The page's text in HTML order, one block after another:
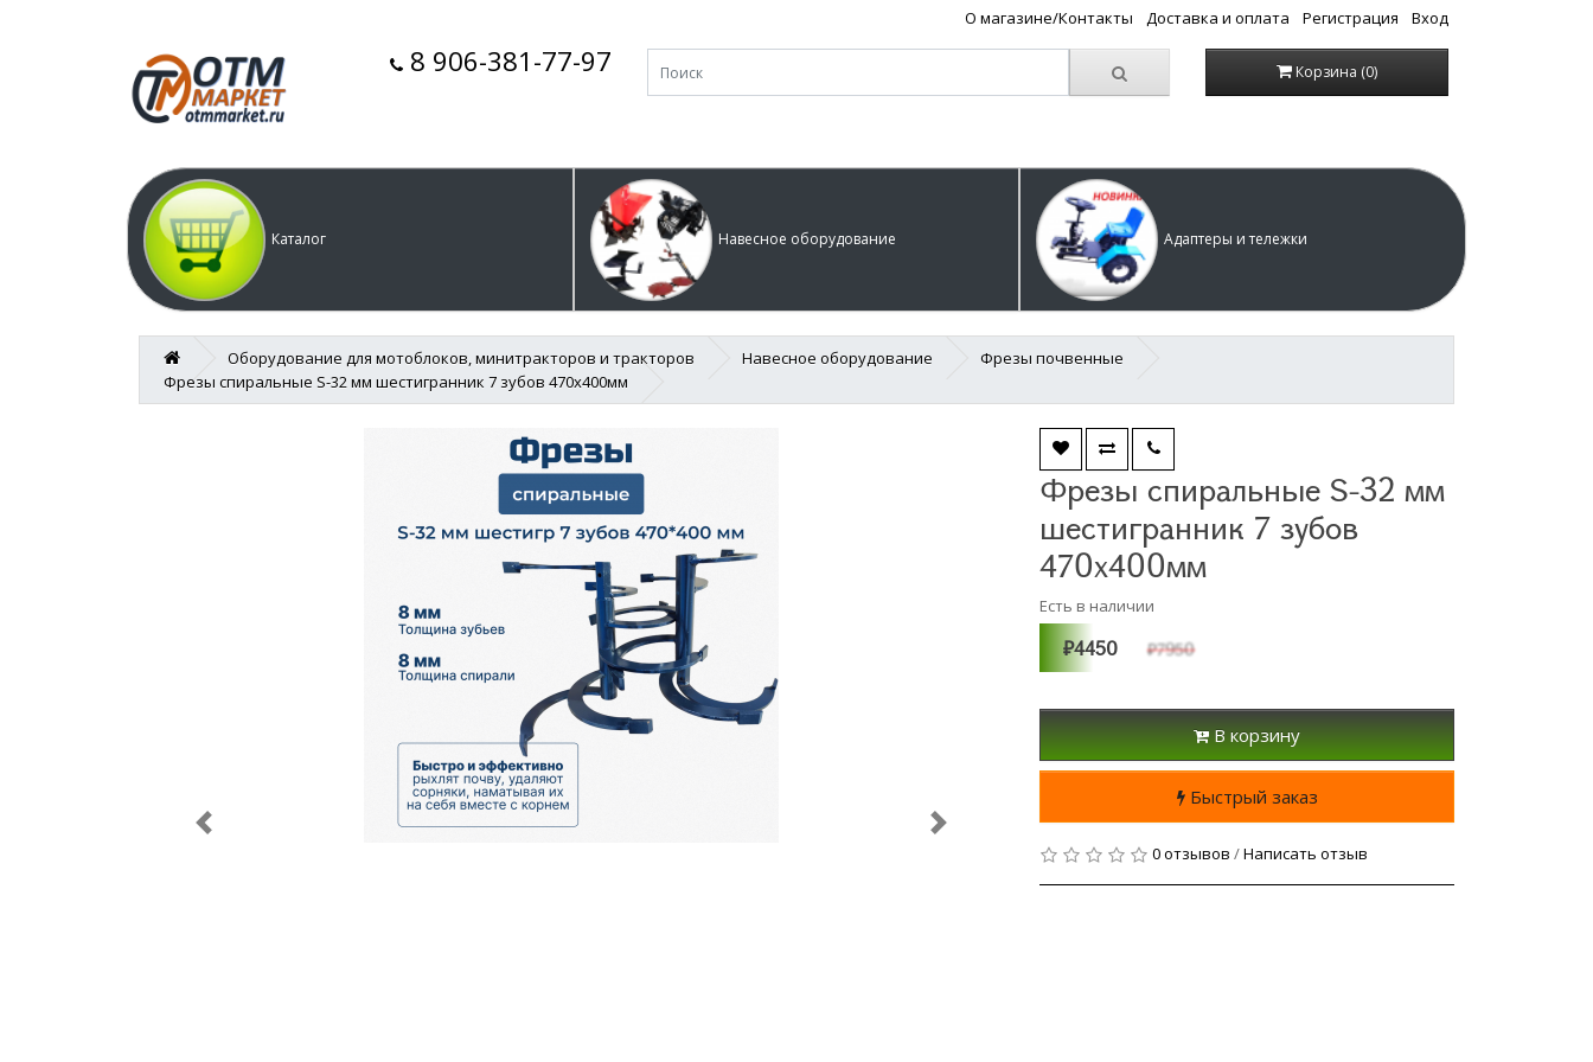
О магазине/Контакты Доставка и оплата Регистрация Вход
8 906-381-77-97 Корзина (0)
Каталог Навесное оборудование Адаптеры и тележки
Оборудование для мотоблоков, минитракторов и тракторов Навесное оборудование
Фрезы почвенные
Фрезы спиральные S-32 мм шестигранник 7 зубов 470х400мм
Previous Next
Фрезы спиральные S-32 мм
шестигранник 7 зубов
470х400мм
Есть в наличии
₽4450 ₽7950
В корзину
Быстрый заказ
0 отзывов /Написать отзыв